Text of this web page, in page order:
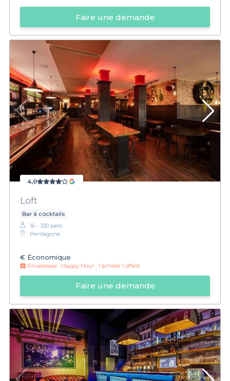
Faire une demande
4,0
Loft
Bar à cocktails
16 - 350 pers.
Pentagone
€ Économique
Privateaser : Happy Hour : 1 acheté 1 offert
Faire une demande